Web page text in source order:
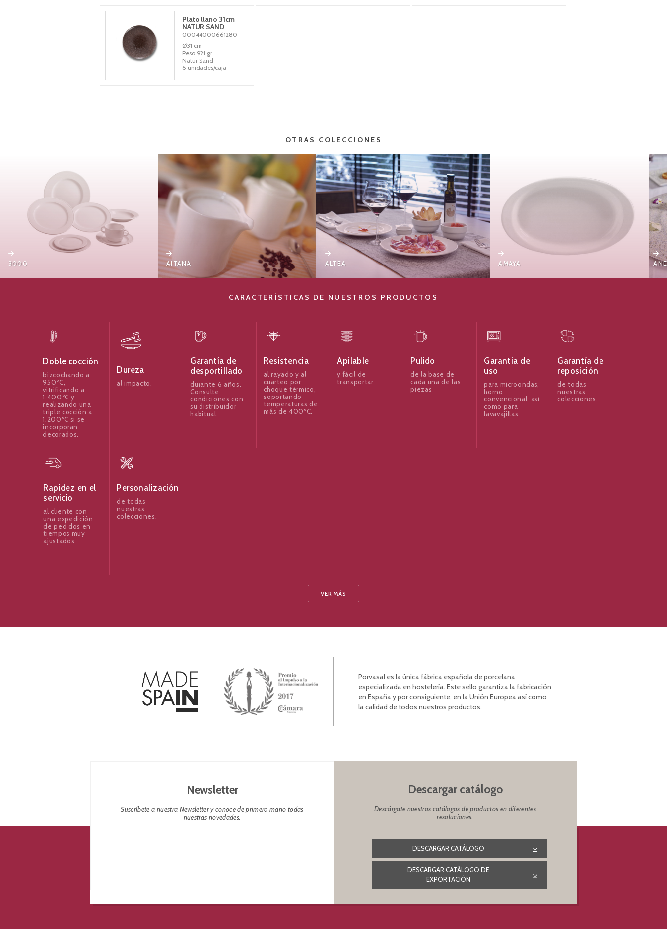
Plato llano 31cm
NATUR SAND
00044000661280
Ø31 cm
Peso 921 gr
Natur Sand
6 unidades/caja
OTRAS COLECCIONES
3000 AITANA ALTEA AMAYA
CARACTERÍSTICAS DE NUESTROS PRODUCTOS
Doble cocción
bizcochando a
950ºC,
vitrificando a
1.400ºC y
realizando una
triple cocción a
1.200ºC si se
incorporan
decorados.
Dureza
al impacto.
Garantía de
desportillado
durante 6 años.
Consulte
condiciones con
su distribuidor
habitual.
Resistencia
al rayado y al
cuarteo por
choque térmico,
soportando
temperaturas de
más de 400ºC.
Apilable
y fácil de
transportar
Pulido
de la base de
cada una de las
piezas
Garantia de
uso
para microondas,
horno
convencional, así
como para
lavavajillas.
Garantía de
reposición
de todas
nuestras
colecciones.
Rapidez en el
servicio
al cliente con
una expedición
de pedidos en
tiempos muy
ajustados
Personalización
de todas
nuestras
colecciones.
VER MÁS
Porvasal es la única fábrica española de porcelana
especializada en hostelería. Este sello garantiza la fabricación
en España y por consiguiente, en la Unión Europea así como
la calidad de todos nuestros productos.
Newsletter
Suscríbete a nuestra Newsletter y conoce de primera mano todas
nuestras novedades.
Descargar catálogo
Descárgate nuestros catálogos de productos en diferentes
resoluciones.
DESCARGAR CATÁLOGO
DESCARGAR CATÁLOGO DE
EXPORTACIÓN